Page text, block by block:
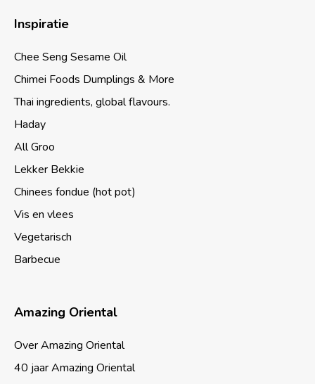
Inspiratie
Chee Seng Sesame Oil
Chimei Foods Dumplings & More
Thai ingredients, global flavours.
Haday
All Groo
Lekker Bekkie
Chinees fondue (hot pot)
Vis en vlees
Vegetarisch
Barbecue
Amazing Oriental
Over Amazing Oriental
40 jaar Amazing Oriental